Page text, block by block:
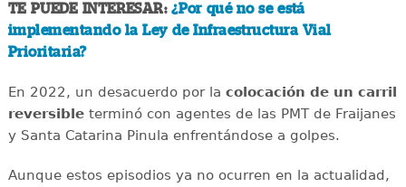
TE PUEDE INTERESAR:¿Por qué no se está
implementando la Ley de Infraestructura Vial
Prioritaria?
En 2022, un desacuerdo por la colocación de un carril
reversibleterminó con agentes de las PMT de Fraijanes
y Santa Catarina Pinula enfrentándose a golpes.
Aunque estos episodios ya no ocurren en la actualidad,